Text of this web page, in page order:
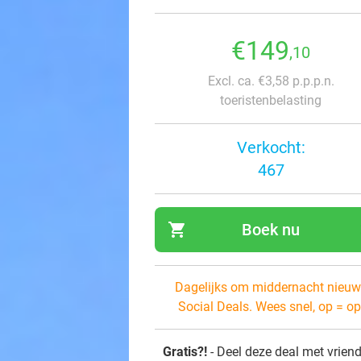
€149,10
Excl. ca. €3,58 p.p.p.n.
toeristenbelasting
Verkocht:
467
shopping_cart Boek nu
Dagelijks om middernacht
Social Deals. Wees snel, op =
Gratis?! - Deel deze deal met